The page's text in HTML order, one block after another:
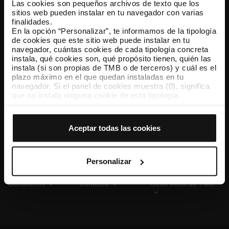
Las cookies son pequeños archivos de texto que los
sitios web pueden instalar en tu navegador con varias
finalidades.
En la opción “Personalizar”, te informamos de la tipología
de cookies que este sitio web puede instalar en tu
navegador, cuántas cookies de cada tipología concreta
instala, qué cookies son, qué propósito tienen, quién las
instala (si son propias de TMB o de terceros) y cuál es el
plazo máximo en el que quedan instaladas en tu
navegador. Si el panel de cookies muestra (0), significa
que no instala ninguna cookie de esta tipología.
que todas estas cookies se instalen en tu navegador.
tipología de cookies permite indicar si quieres que se
instalen o no las cookies de esa clase.
Una vez que hayas marcado tus preferencias, debes
hacer clic en “Seleccionar y configurar”. Así se instalarán
previamente. Te sugerimos que selecciones las cookies
de personalización, porque permiten recordar tus
opciones de navegación (como el idioma) y mejoran tu
Aceptar todas las cookies
Personalizar
TMB App
Descárgate TMB App y compra tus billetes
App Store Google Play
Conócenos Contacta Otras webs de TMB